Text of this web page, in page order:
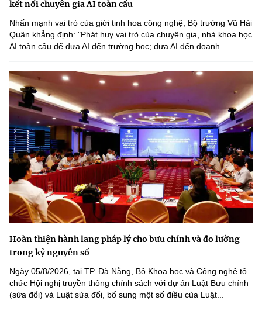
kết nối chuyên gia AI toàn cầu
Nhấn mạnh vai trò của giới tinh hoa công nghệ, Bộ trưởng Vũ Hải
Quân khẳng định: "Phát huy vai trò của chuyên gia, nhà khoa học
AI toàn cầu để đưa AI đến trường học; đưa AI đến doanh...
Hoàn thiện hành lang pháp lý cho bưu chính và đo lường
trong kỷ nguyên số
Ngày 05/8/2026, tại TP. Đà Nẵng, Bộ Khoa học và Công nghệ tổ
chức Hội nghị truyền thông chính sách với dự án Luật Bưu chính
(sửa đổi) và Luật sửa đổi, bổ sung một số điều của Luật...